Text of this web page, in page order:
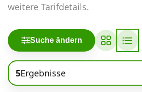
Roaming-Tarife
Handy-Abo-Aktionen
Handy-Abo kündigen
wechseln
Alle Mobile-Vergleiche
weitere Tarifdetails.
Suche ändern
5Ergebnisse